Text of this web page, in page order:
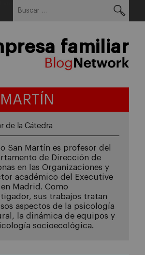
familiar
de la Cátedra
San Martín es profesor del
de Dirección de
en las Organizaciones y
académico del Executive
en Madrid. Como
sus trabajos tratan
aspectos de la psicología
la dinámica de equipos y
socioecológica.